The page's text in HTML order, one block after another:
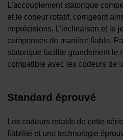
L'accouplement statorique
et le codeur rotatif, corrigeant
imprécisions. L'inclinaison et le
compensés de manière fiable.
statorique facilite grandement le
compatible avec les codeurs de
Standard éprouvé
Les codeurs rotatifs de cette
fiabilité et une technologie